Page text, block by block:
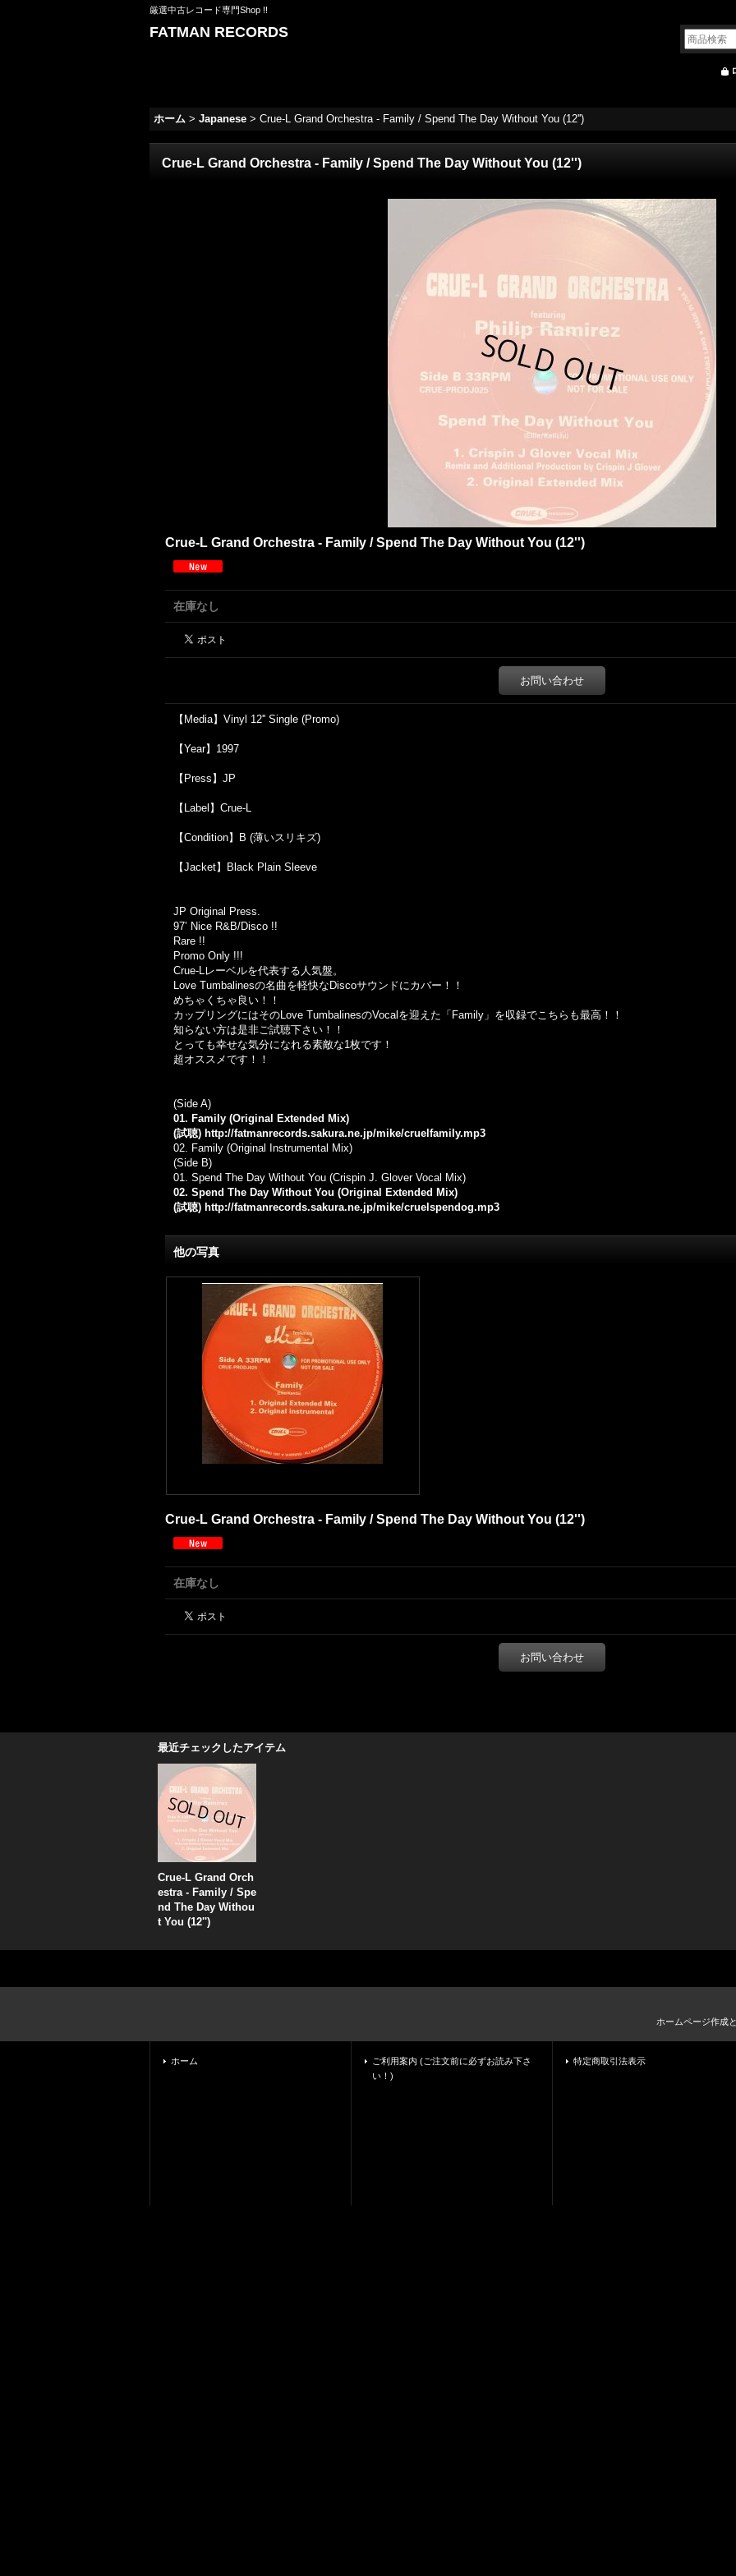
厳選中古レコード専門Shop !!
FATMAN RECORDS
ホーム > Japanese > Crue-L Grand Orchestra - Family / Spend The Day Without You (12'')
Crue-L Grand Orchestra - Family / Spend The Day Without You (12'')
Crue-L Grand Orchestra - Family / Spend The Day Without You (12'')
在庫なし
お問い合わせ
【Media】Vinyl 12'' Single (Promo)
【Year】1997
【Press】JP
【Label】Crue-L
【Condition】B (薄いスリキズ)
【Jacket】Black Plain Sleeve
JP Original Press.
97’ Nice R&B/Disco !!
Rare !!
Promo Only !!!
Crue-Lレーベルを代表する人気盤。
Love Tumbalinesの名曲を軽快なDiscoサウンドにカバー！！
めちゃくちゃ良い！！
カップリングにはそのLove TumbalinesのVocalを迎えた「Family」を収録でこちらも最高！！
知らない方は是非ご試聴下さい！！
とっても幸せな気分になれる素敵な1枚です！
超オススメです！！
(Side A)
01. Family (Original Extended Mix)
(試聴) http://fatmanrecords.sakura.ne.jp/mike/cruelfamily.mp3
02. Family (Original Instrumental Mix)
(Side B)
01. Spend The Day Without You (Crispin J. Glover Vocal Mix)
02. Spend The Day Without You (Original Extended Mix)
(試聴) http://fatmanrecords.sakura.ne.jp/mike/cruelspendog.mp3
他の写真
Crue-L Grand Orchestra - Family / Spend The Day Without You (12'')
在庫なし
お問い合わせ
最近チェックしたアイテム
Crue-L Grand Orch
estra - Family / Spe
nd The Day Withou
t You (12'')
ホームページ作成
ホーム
ご利用案内 (ご注文前に必ずお読み下さ
い！)
特定商取引法表示